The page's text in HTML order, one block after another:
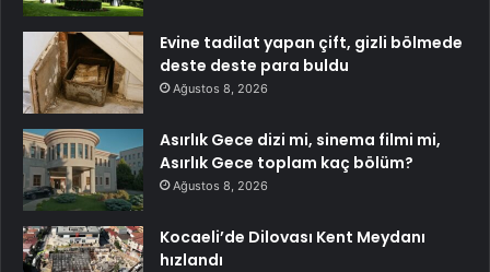
Evine tadilat yapan çift, gizli bölmede
deste deste para buldu
Ağustos 8, 2026
Asırlık Gece dizi mi, sinema filmi mi,
Asırlık Gece toplam kaç bölüm?
Ağustos 8, 2026
Kocaeli’de Dilovası Kent Meydanı
hızlandı